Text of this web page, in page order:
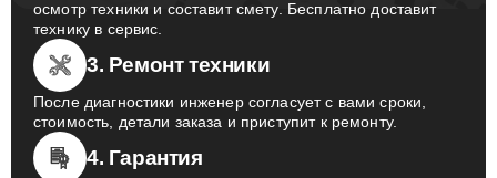
осмотр техники и составит смету. Бесплатно доставит
технику в сервис.
3. Ремонт техники
После диагностики инженер согласует с вами сроки,
стоимость, детали заказа и приступит к ремонту.
4. Гарантия